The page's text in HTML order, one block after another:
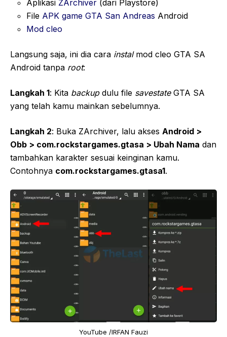
Aplikasi ZArchiver (dari Playstore)
File APK game GTA San Andreas Android
Mod cleo
Langsung saja, ini dia cara instal mod cleo GTA SA
Android tanpa root:
Langkah 1: Kita backupdulu file savestateGTA SA
yang telah kamu mainkan sebelumnya.
Langkah 2: Buka ZArchiver, lalu akses Android >
Obb > com.rockstargames.gtasa > Ubah Nama dan
tambahkan karakter sesuai keinginan kamu.
Contohnya com.rockstargames.gtasa1.
YouTube /IRFAN Fauzi